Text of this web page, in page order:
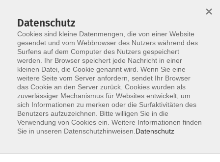
Skip to main content
You are here:
über uns unsere Kursleiter:innen
Der Dozent konnte leider nicht gefunden
werden
Datenschutz
Cookies sind kleine Datenmengen, die von einer Website
gesendet und vom Webbrowser des Nutzers während des
Surfens auf dem Computer des Nutzers gespeichert
werden. Ihr Browser speichert jede Nachricht in einer
kleinen Datei, die Cookie genannt wird. Wenn Sie eine
weitere Seite vom Server anfordern, sendet Ihr Browser
das Cookie an den Server zurück. Cookies wurden als
zuverlässiger Mechanismus für Websites entwickelt, um
sich Informationen zu merken oder die Surfaktivitäten des
Benutzers aufzuzeichnen. Bitte willigen Sie in die
Verwendung von Cookies ein. Weitere Informationen finden
Sie in unseren Datenschutzhinweisen. Datenschutz
×